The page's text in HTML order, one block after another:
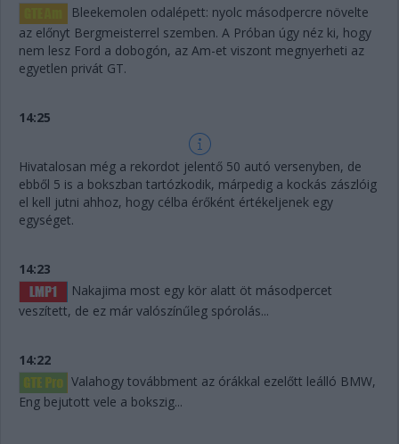
Bleekemolen odalépett: nyolc másodpercre növelte
az előnyt Bergmeisterrel szemben. A Próban úgy néz ki, hogy
nem lesz Ford a dobogón, az Am-et viszont megnyerheti az
egyetlen privát GT.
14:25
Hivatalosan még a rekordot jelentő 50 autó versenyben, de
ebből 5 is a bokszban tartózkodik, márpedig a kockás zászlóig
el kell jutni ahhoz, hogy célba érőként értékeljenek egy
egységet.
14:23
Nakajima most egy kör alatt öt másodpercet
veszített, de ez már valószínűleg spórolás...
14:22
Valahogy továbbment az órákkal ezelőtt leálló BMW,
Eng bejutott vele a bokszig...